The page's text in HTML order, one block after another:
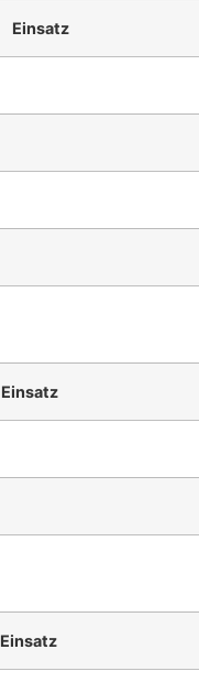
Einsatz
Einsatz
Einsatz